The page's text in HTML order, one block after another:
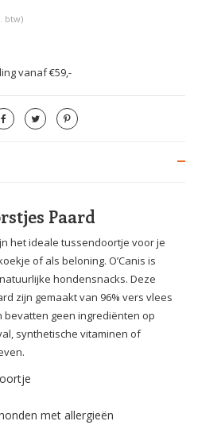
btw)
vanaf €59,-
Paard
het ideale tussendoortje voor je
of als beloning. O’Canis is
hondensnacks. Deze
zijn gemaakt van 96% vers vlees
bevatten geen ingrediënten op
synthetische vitaminen of
met allergieën